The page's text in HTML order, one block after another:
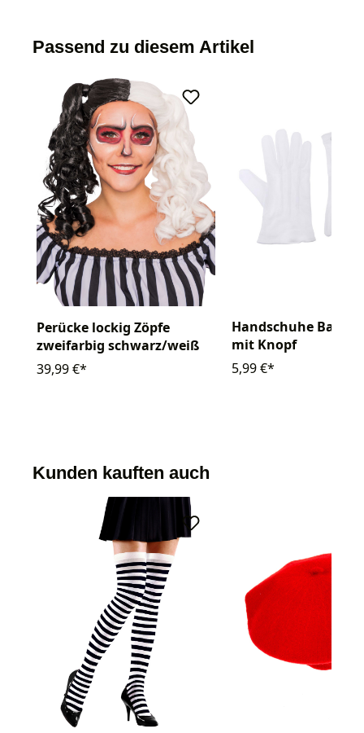
Passend zu diesem Artikel
Perücke lockig Zöpfe
zweifarbig schwarz/weiß
39,99 €*
Handschuhe
mit Knopf
5,99 €*
Kunden kauften auch